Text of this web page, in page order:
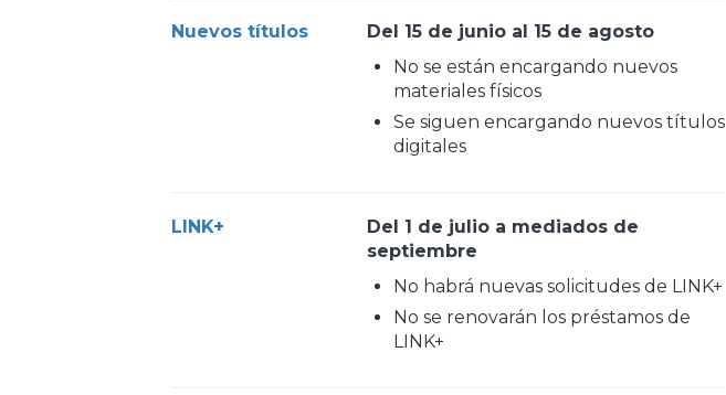
Nuevos títulos
Del 15 de junio al 15 de agosto
No se están encargando nuevos
materiales físicos
Se siguen encargando nuevos títulos
digitales
LINK+
Del 1 de julio a mediados de
septiembre
No habrá nuevas solicitudes de LINK+
No se renovarán los préstamos de
LINK+